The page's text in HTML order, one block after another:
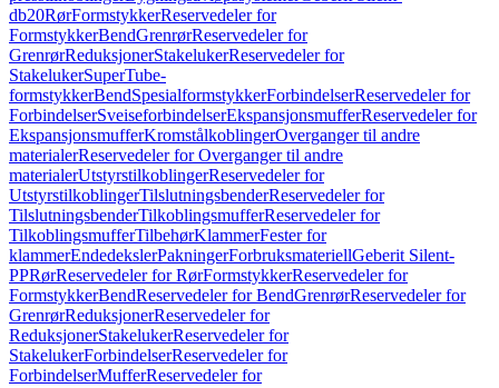
db20RørFormstykkerReservedeler for
FormstykkerBendGrenrørReservedeler for
GrenrørReduksjonerStakelukerReservedeler for
StakelukerSuperTube-
formstykkerBendSpesialformstykkerForbindelserReservedeler for
ForbindelserSveiseforbindelserEkspansjonsmufferReservedeler for
EkspansjonsmufferKromstålkoblingerOverganger til andre
materialerReservedeler for Overganger til andre
materialerUtstyrstilkoblingerReservedeler for
UtstyrstilkoblingerTilslutningsbenderReservedeler for
TilslutningsbenderTilkoblingsmufferReservedeler for
TilkoblingsmufferTilbehørKlammerFester for
klammerEndedekslerPakningerForbruksmateriellGeberit Silent-
PPRørReservedeler for RørFormstykkerReservedeler for
FormstykkerBendReservedeler for BendGrenrørReservedeler for
GrenrørReduksjonerReservedeler for
ReduksjonerStakelukerReservedeler for
StakelukerForbindelserReservedeler for
ForbindelserMufferReservedeler for